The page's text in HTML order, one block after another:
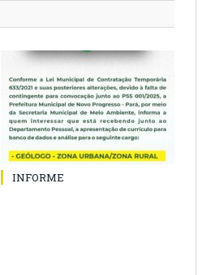
INFORME